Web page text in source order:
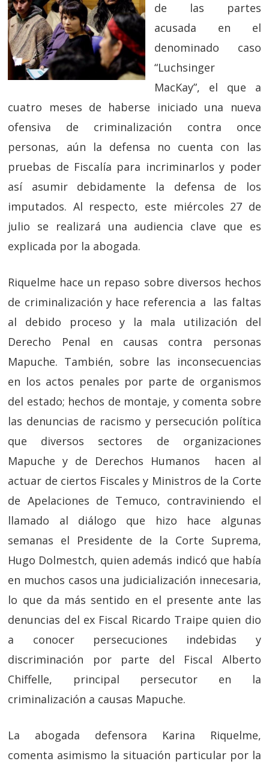
de las partes
acusada en el
denominado caso
“Luchsinger
MacKay”, el que a
cuatro meses de haberse iniciado una nueva
ofensiva de criminalización contra once
personas, aún la defensa no cuenta con las
pruebas de Fiscalía para incriminarlos y poder
así asumir debidamente la defensa de los
imputados. Al respecto, este miércoles 27 de
julio se realizará una audiencia clave que es
explicada por la abogada.
Riquelme hace un repaso sobre diversos hechos
de criminalización y hace referencia a las faltas
al debido proceso y la mala utilización del
Derecho Penal en causas contra personas
Mapuche. También, sobre las inconsecuencias
en los actos penales por parte de organismos
del estado; hechos de montaje, y comenta sobre
las denuncias de racismo y persecución política
que diversos sectores de organizaciones
Mapuche y de Derechos Humanos hacen al
actuar de ciertos Fiscales y Ministros de la Corte
de Apelaciones de Temuco, contraviniendo el
llamado al diálogo que hizo hace algunas
semanas el Presidente de la Corte Suprema,
Hugo Dolmestch, quien además indicó que había
en muchos casos una judicialización innecesaria,
lo que da más sentido en el presente ante las
denuncias del ex Fiscal Ricardo Traipe quien dio
a conocer persecuciones indebidas y
discriminación por parte del Fiscal Alberto
Chiffelle, principal persecutor en la
criminalización a causas Mapuche.
La abogada defensora Karina Riquelme,
comenta asimismo la situación particular por la